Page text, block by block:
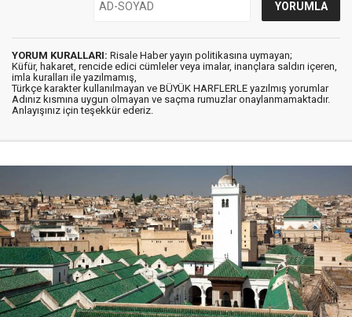
YORUM KURALLARI: Risale Haber yayın politikasına uymayan;
Küfür, hakaret, rencide edici cümleler veya imalar, inançlara saldırı içeren,
imla kuralları ile yazılmamış,
Türkçe karakter kullanılmayan ve BÜYÜK HARFLERLE yazılmış yorumlar
Adınız kısmına uygun olmayan ve saçma rumuzlar onaylanmamaktadır.
Anlayışınız için teşekkür ederiz.